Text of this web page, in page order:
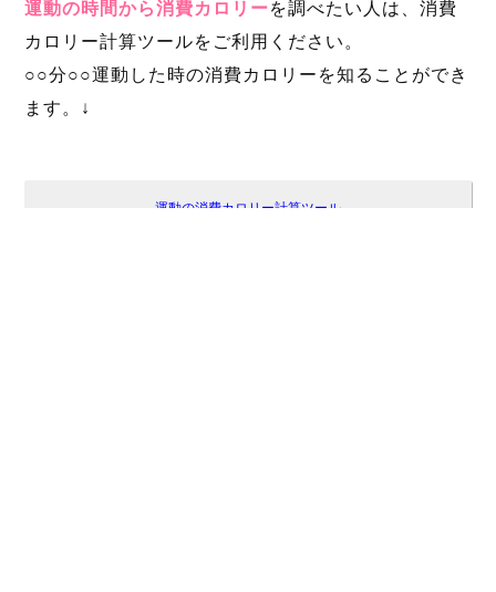
運動の時間から消費カロリーを調べたい人は、消費
カロリー計算ツールをご利用ください。
○○分○○運動した時の消費カロリーを知ることができ
ます。↓
運動の消費カロリー計算ツール